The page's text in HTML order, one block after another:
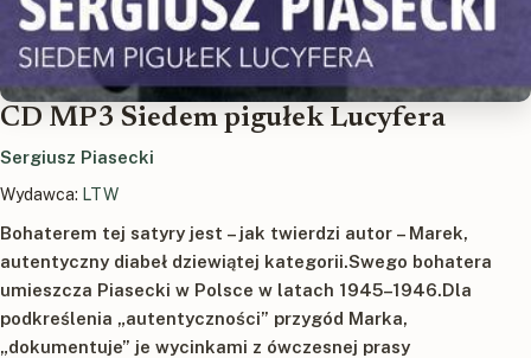
CD MP3 Siedem pigułek Lucyfera
Sergiusz Piasecki
Wydawca: LTW
Bohaterem tej satyry jest – jak twierdzi autor – Marek,
autentyczny diabeł dziewiątej kategorii.Swego bohatera
umieszcza Piasecki w Polsce w latach 1945–1946.Dla
podkreślenia „autentyczności” przygód Marka,
„dokumentuje” je wycinkami z ówczesnej prasy